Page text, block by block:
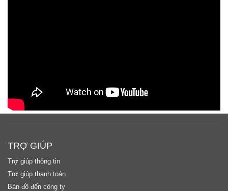
TRỢ GIÚP
Trợ giúp thông tin
Trợ giúp thanh toán
Bản đồ đến công ty